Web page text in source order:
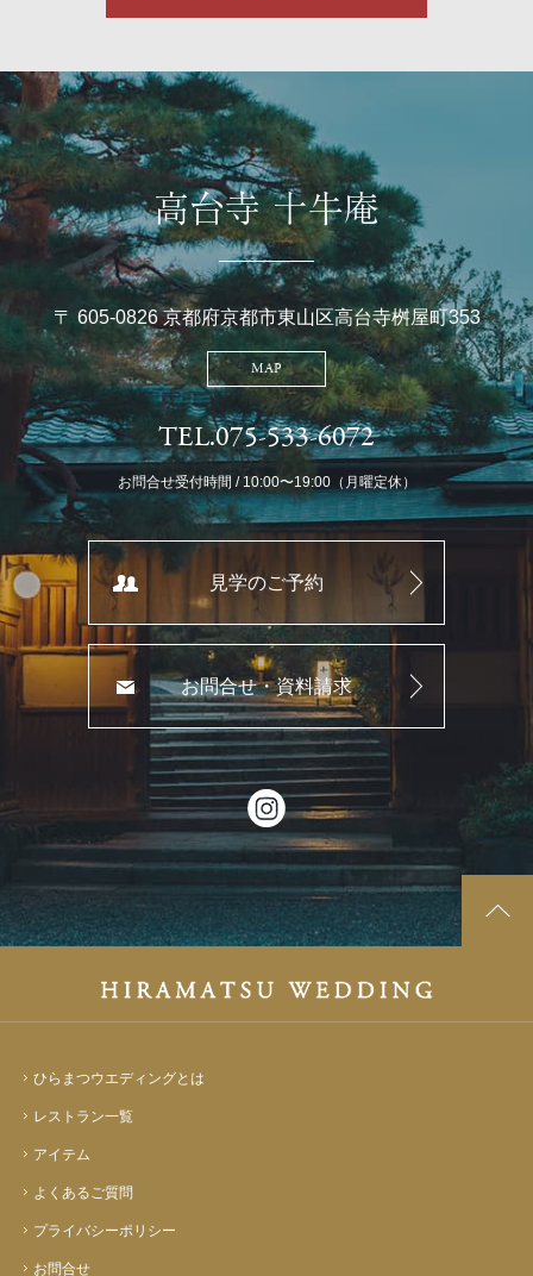
高台寺 十牛庵
〒 605-0826 京都府京都市東山区高台寺桝屋町353
MAP
TEL.075-533-6072
お問合せ受付時間 / 10:00〜19:00（月曜定休）
見学のご予約
お問合せ・資料請求
ひらまつウエディングとは
レストラン一覧
アイテム
よくあるご質問
プライバシーポリシー
お問合せ